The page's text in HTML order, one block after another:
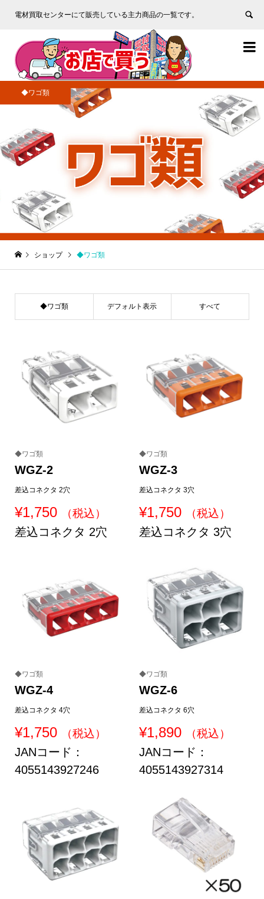
電材買取センターにて販売している主力商品の一覧です。


◆ワゴ類
ショップ ◆ワゴ類
◆ワゴ類 デフォルト表示 すべて
◆ワゴ類
WGZ-2
差込コネクタ 2穴
¥1,750 （税込）
差込コネクタ 2穴
◆ワゴ類
WGZ-3
差込コネクタ 3穴
¥1,750 （税込）
差込コネクタ 3穴
◆ワゴ類
WGZ-4
差込コネクタ 4穴
¥1,750 （税込）
JANコード：
4055143927246
◆ワゴ類
WGZ-6
差込コネクタ 6穴
¥1,890 （税込）
JANコード：
4055143927314